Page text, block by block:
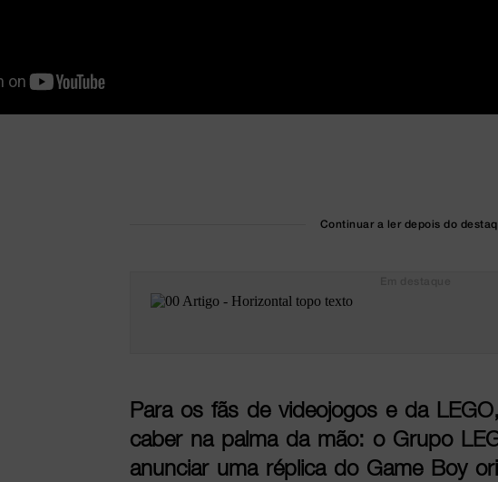
Continuar a ler depois do
Para os fãs de videojogos e da
caber na palma da mão: o Grupo
anunciar uma réplica do Game Boy